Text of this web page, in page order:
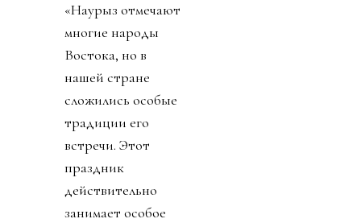
«Наурыз отмечают
многие народы
Востока, но в
нашей стране
сложились особые
традиции его
встречи. Этот
праздник
действительно
занимает особое